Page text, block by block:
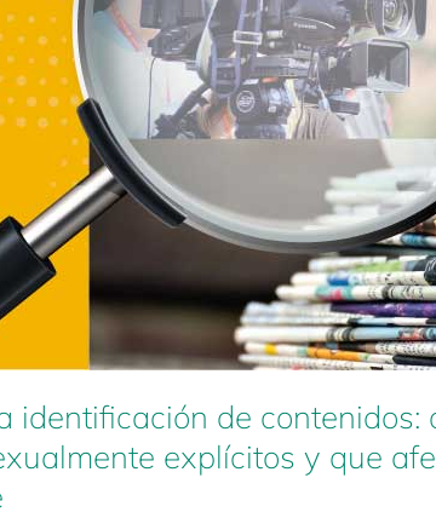
identificación de contenidos:
explícitos y que